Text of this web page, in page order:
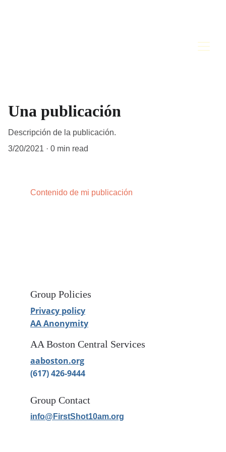
Una publicación
Descripción de la publicación.
3/20/2021
0 min read
Contenido de mi publicación
Group Policies
Privacy policy
AA Anonymity
Group Contact
info@FirstShot10am.org
AA Boston Central Services
aaboston.org
(617) 426-9444